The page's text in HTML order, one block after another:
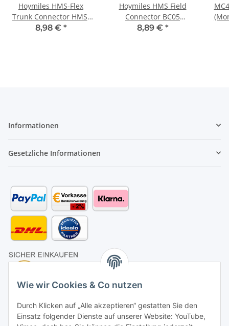
Hoymiles HMS-Flex
Trunk Connector HMS-
Flex
8,98 € *
Hoymiles HMS Field
Connector BC05
Verbinder für HMS
8,89 € *
Informationen
Gesetzliche Informationen
Wie wir Cookies & Co nutzen
Durch Klicken auf „Alle akzeptieren“ gestatten Sie den
Einsatz folgender Dienste auf unserer Website: YouTube,